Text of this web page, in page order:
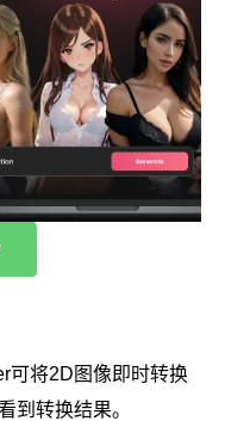
可将2D图像即时转换
到转换结果。